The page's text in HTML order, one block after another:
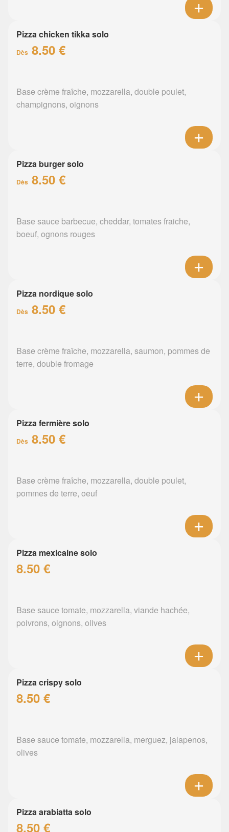
Pizza chicken tikka solo
Dès 8.50 €
Base crème fraîche, mozzarella, double poulet,
champignons, oignons
Pizza burger solo
Dès 8.50 €
Base sauce barbecue, cheddar, tomates fraiche,
boeuf, ognons rouges
Pizza nordique solo
Dès 8.50 €
Base crème fraîche, mozzarella, saumon, pommes de
terre, double fromage
Pizza fermière solo
Dès 8.50 €
Base crème fraîche, mozzarella, double poulet,
pommes de terre, oeuf
Pizza mexicaine solo
8.50 €
Base sauce tomate, mozzarella, viande hachée,
poivrons, oignons, olives
Pizza crispy solo
8.50 €
Base sauce tomate, mozzarella, merguez, jalapenos,
olives
Pizza arabiatta solo
8.50 €